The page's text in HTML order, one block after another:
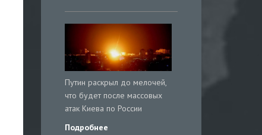
Путин раскрыл до мелочей,
что будет после массовых
атак Киева по России
Подробнее